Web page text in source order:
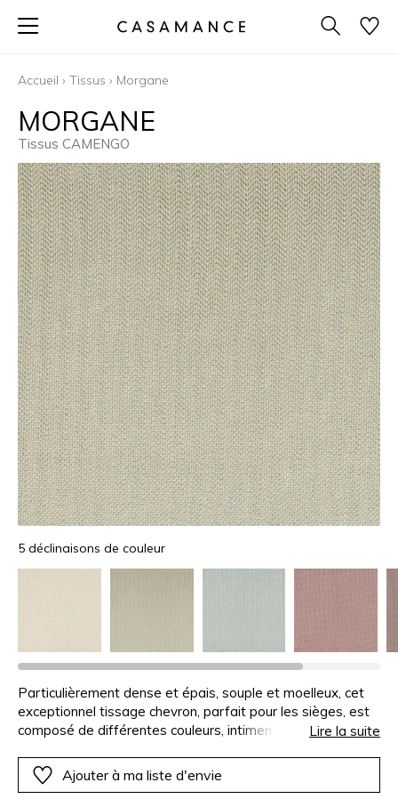
Accueil › Tissus › Morgane
MORGANE
Tissus CAMENGO
5 déclinaisons de couleur
Particulièrement dense et épais, souple et moelleux, cet
exceptionnel tissage chevron, parfait pour les sièges, est
composé de différentes couleurs, intimement liées,Lire la suite
Ajouter à ma liste d'envie